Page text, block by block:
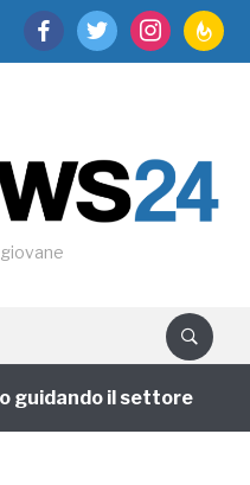
facebooktwitter instagram
il settore